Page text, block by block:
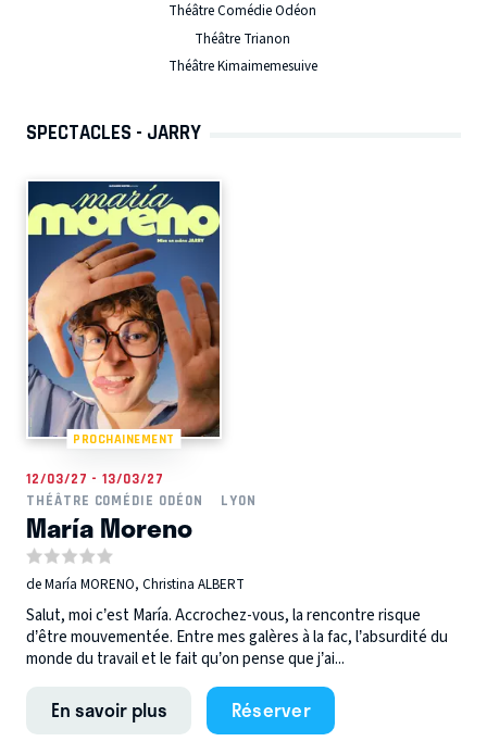
Théâtre Comédie Odéon
Théâtre Trianon
Théâtre Kimaimemesuive
SPECTACLES - JARRY
PROCHAINEMENT
12/03/27 - 13/03/27
THÉÂTRE COMÉDIE ODÉON
LYON
María Moreno
de María MORENO, Christina ALBERT
Salut, moi c’est María. Accrochez-vous, la rencontre risque
d’être mouvementée. Entre mes galères à la fac, l’absurdité du
monde du travail et le fait qu’on pense que j’ai...
En savoir plus Réserver